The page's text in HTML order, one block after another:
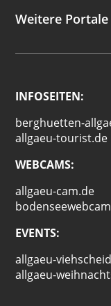
Weitere Portale
INFOSEITEN:
berghuetten-
allgaeu-tourist.de
WEBCAMS:
allgaeu-cam.de
EVENTS:
allgaeu-
allgaeu-